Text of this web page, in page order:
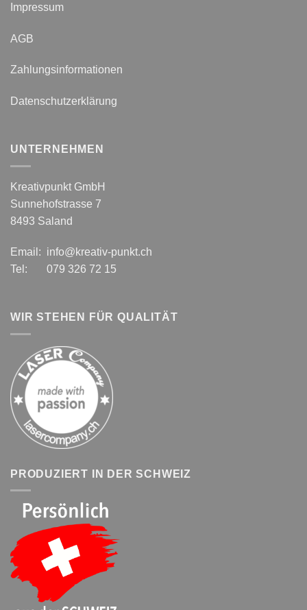
Impressum
AGB
Zahlungsinformationen
Datenschutzerklärung
UNTERNEHMEN
Kreativpunkt GmbH
Sunnehofstrasse 7
8493 Saland
Email: info@kreativ-punkt.ch
Tel: 079 326 72 15
WIR STEHEN FÜR QUALITÄT
PRODUZIERT IN DER SCHWEIZ